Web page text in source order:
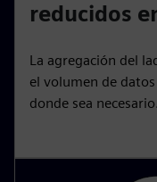
reducidos
La agregación del
el volumen de
donde sea necesario.